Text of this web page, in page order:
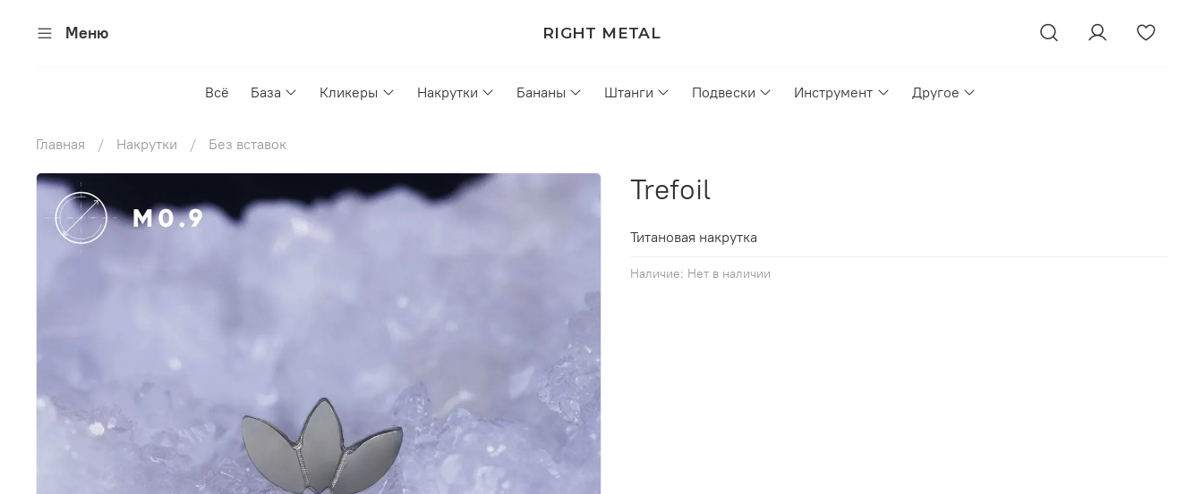
Меню RIGHT METAL
Всё База Кликеры Накрутки Бананы Штанги Подвески Инструмент Другое
Главная Накрутки Без вставок
Наличие: Нет в наличии
Trefoil
Титановая накрутка